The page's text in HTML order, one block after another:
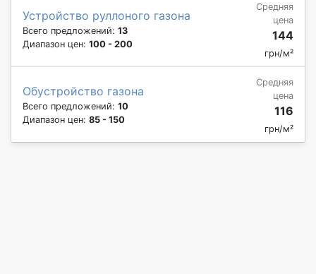
Устройство руллоного газона
Всего предложений: 13
Диапазон цен: 100 - 200
Средняя
цена
144
грн/м²
Обустройство газона
Всего предложений: 10
Диапазон цен: 85 - 150
Средняя
цена
116
грн/м²